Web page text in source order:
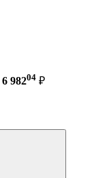
6 98204 ₽